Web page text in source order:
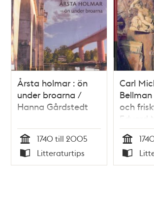
Årsta holmar : ön
under broarna /
Hanna Gårdstedt
Tid
1740 till 2005
Typ
Litteraturtips
Carl
och
Edvard
Tid
Typ